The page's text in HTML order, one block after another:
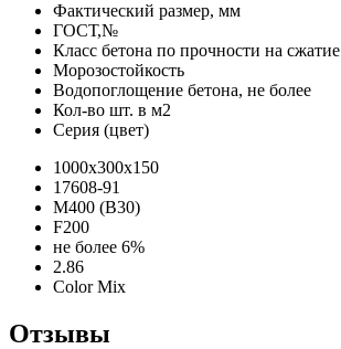
Фактический размер, мм
ГОСТ,№
Класс бетона по прочности на сжатие
Морозостойкость
Водопоглощение бетона, не более
Кол-во шт. в м2
Серия (цвет)
1000х300х150
17608-91
М400 (В30)
F200
не более 6%
2.86
Color Mix
Отзывы